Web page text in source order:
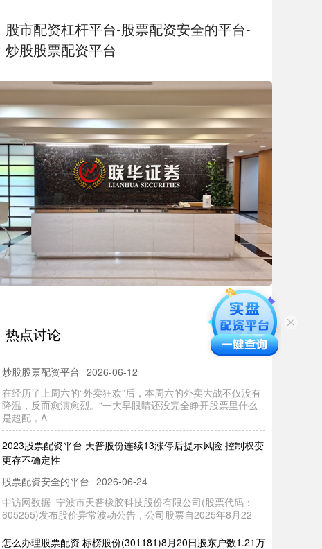
股市配资杠杆平台-股票配资安全的平台-
炒股股票配资平台
热点讨论
杠杆炒股口诀 里昂：升信达生物目标价至108.4港元 维持“跑
赢大市”评级
股市配资杠杆平台 2026-06-12
里昂发布研报称，信达生物（01801）在6月28日举行的研发
日上提供肿瘤专营权的深入更新。重点在于新一代I/O和ADC
股票里什么是超配 不点外卖，对不起今天？
在经历了上周六的“外卖狂欢”后，本周六的外卖大战不仅没有
降温，反而愈演愈烈。“一大早眼睛还没完全睁开股票里什么
是超配，A
2023股票配资平台 天普股份连续13涨停后提示风险 控制权变
更存不确定性
股票配资安全的平台
中访网数据 宁波市天普橡胶科技股份有限公司(股票代码：
605255)发布股价异常波动公告，公司股票自2025年8月22
怎么办理股票配资 标榜股份(301181)8月20日股东户数1.21万
户，较上期增加41.65%